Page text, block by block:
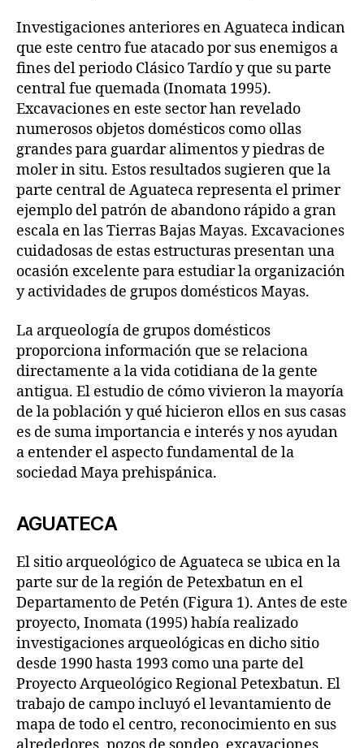
Investigaciones anteriores en Aguateca indican
que este centro fue atacado por sus enemigos a
fines del periodo Clásico Tardío y que su parte
central fue quemada (Inomata 1995).
Excavaciones en este sector han revelado
numerosos objetos domésticos como ollas
grandes para guardar alimentos y piedras de
moler in situ. Estos resultados sugieren que la
parte central de Aguateca representa el primer
ejemplo del patrón de abandono rápido a gran
escala en las Tierras Bajas Mayas. Excavaciones
cuidadosas de estas estructuras presentan una
ocasión excelente para estudiar la organización
y actividades de grupos domésticos Mayas.
La arqueología de grupos domésticos
proporciona información que se relaciona
directamente a la vida cotidiana de la gente
antigua. El estudio de cómo vivieron la mayoría
de la población y qué hicieron ellos en sus casas
es de suma importancia e interés y nos ayudan
a entender el aspecto fundamental de la
sociedad Maya prehispánica.
AGUATECA
El sitio arqueológico de Aguateca se ubica en la
parte sur de la región de Petexbatun en el
Departamento de Petén (Figura 1). Antes de este
proyecto, Inomata (1995) había realizado
investigaciones arqueológicas en dicho sitio
desde 1990 hasta 1993 como una parte del
Proyecto Arqueológico Regional Petexbatun. El
trabajo de campo incluyó el levantamiento de
mapa de todo el centro, reconocimiento en sus